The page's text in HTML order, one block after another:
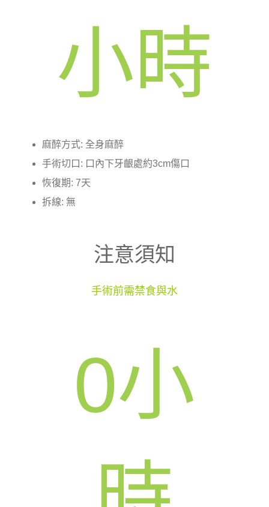
小時
麻醉方式: 全身麻醉
手術切口: 口內下牙齦處約3cm傷口
恢復期: 7天
拆線: 無
注意須知
手術前需禁食與水
0小